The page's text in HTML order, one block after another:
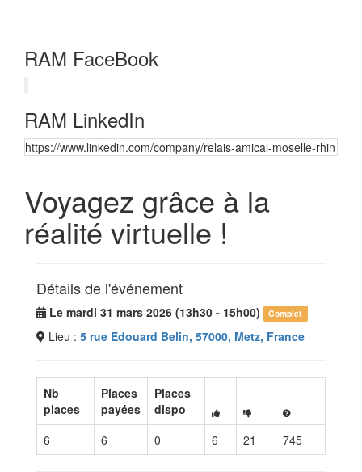
RAM FaceBook
RAM LinkedIn
https://www.linkedin.com/company/relais-amical-moselle-rhin
Voyagez grâce à la
réalité virtuelle !
Détails de l'événement
Le mardi 31 mars 2026 (13h30 - 15h00) Complet
Lieu : 5 rue Edouard Belin, 57000, Metz, France
Nb
places
Places
payées
Places
dispo
6
6 0 6 21 745